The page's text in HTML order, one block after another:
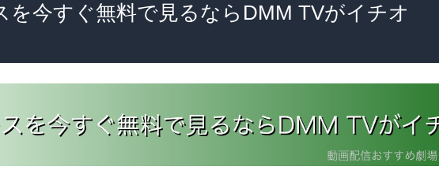
を今すぐ無料で見るならDMM TVがイチオ